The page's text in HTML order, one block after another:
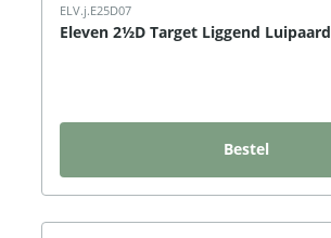
ELV.j.E25D07
Eleven 2½D Target Liggend Luipaard
Bestel